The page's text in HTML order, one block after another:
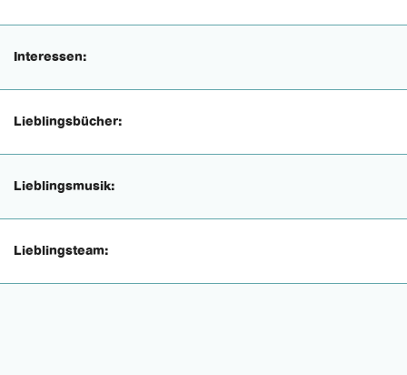
Interessen:
Lieblingsbücher:
Lieblingsmusik:
Lieblingsteam: